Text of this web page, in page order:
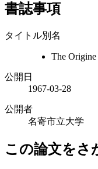
書誌事項
タイトル別名
The
公開日
1967-03-28
公開者
名寄市立大学
この論文をさ